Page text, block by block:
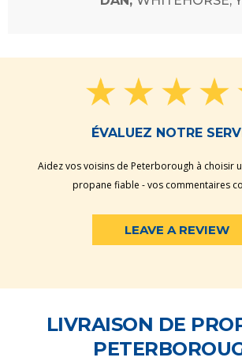
ÉVALUEZ NOTRE
Aidez vos voisins de Peterborough à choisir
propane fiable - vos commentaires
LEAVE A REVIEW
LIVRAISON DE